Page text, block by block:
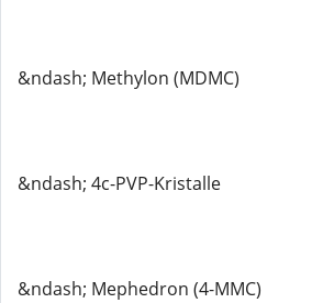
&ndash; Methylon (MDMC)
&ndash; 4c-PVP-Kristalle
&ndash; Mephedron (4-MMC)